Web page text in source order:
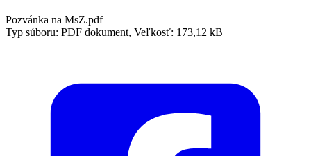
Pozvánka na MsZ.pdf
Typ súboru: PDF dokument, Veľkosť: 173,12 kB